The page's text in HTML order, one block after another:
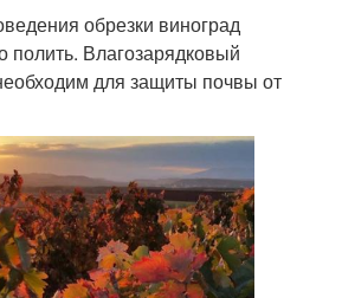
обрезки виноград
полить. Влагозарядковый
для защиты почвы от